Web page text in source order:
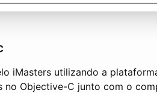
iMasters utilizando a
no Objective-C junto com o